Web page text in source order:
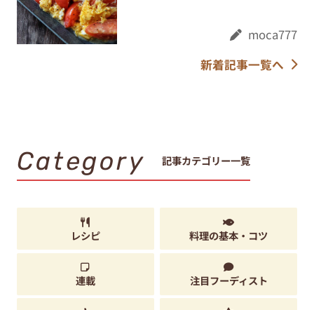
moca777
新着記事一覧へ
Category 記事カテゴリー一覧
レシピ 料理の基本・コツ
連載 注目フーディスト